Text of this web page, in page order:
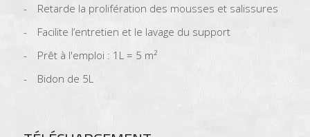
Retarde la prolifération des mousses et salissures
Facilite l’entretien et le lavage du support
Prêt à l'emploi : 1L = 5 m²
Bidon de 5L